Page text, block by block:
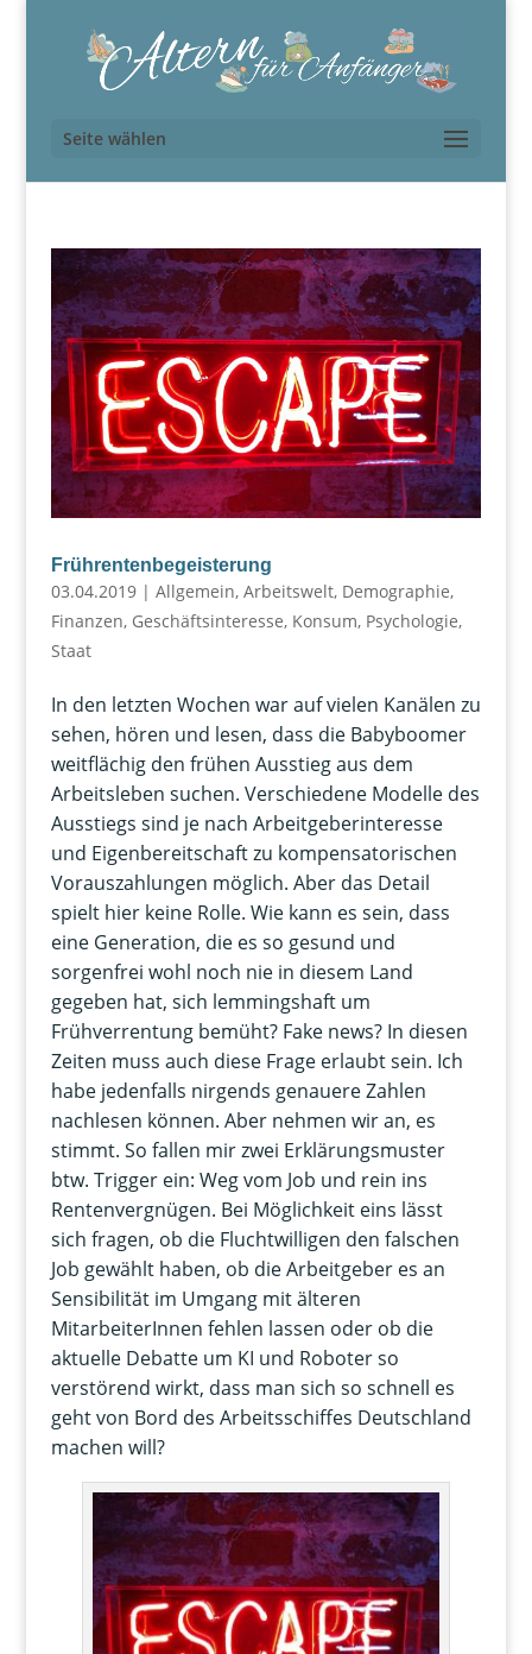
Seite wählen
Frührentenbegeisterung
03.04.2019| Allgemein, Arbeitswelt, Demographie,
Finanzen, Geschäftsinteresse, Konsum, Psychologie,
Staat
In den letzten Wochen war auf vielen Kanälen zu
sehen, hören und lesen, dass die Babyboomer
weitflächig den frühen Ausstieg aus dem
Arbeitsleben suchen. Verschiedene Modelle des
Ausstiegs sind je nach Arbeitgeberinteresse
und Eigenbereitschaft zu kompensatorischen
Vorauszahlungen möglich. Aber das Detail
spielt hier keine Rolle. Wie kann es sein, dass
eine Generation, die es so gesund und
sorgenfrei wohl noch nie in diesem Land
gegeben hat, sich lemmingshaft um
Frühverrentung bemüht? Fake news? In diesen
Zeiten muss auch diese Frage erlaubt sein. Ich
habe jedenfalls nirgends genauere Zahlen
nachlesen können. Aber nehmen wir an, es
stimmt. So fallen mir zwei Erklärungsmuster
btw. Trigger ein: Weg vom Job und rein ins
Rentenvergnügen. Bei Möglichkeit eins lässt
sich fragen, ob die Fluchtwilligen den falschen
Job gewählt haben, ob die Arbeitgeber es an
Sensibilität im Umgang mit älteren
MitarbeiterInnen fehlen lassen oder ob die
aktuelle Debatte um KI und Roboter so
verstörend wirkt, dass man sich so schnell es
geht von Bord des Arbeitsschiffes Deutschland
machen will?